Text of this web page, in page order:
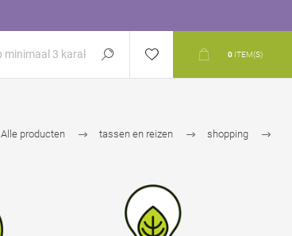
0 ITEM(S)
Alle producten tassen en reizen shopping